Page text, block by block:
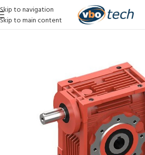
Skip to navigation
Skip to main content